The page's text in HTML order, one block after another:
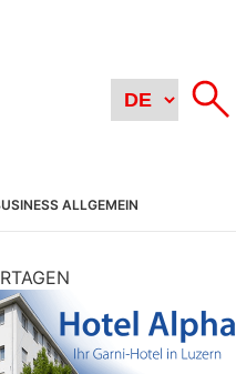
ALLGEMEIN